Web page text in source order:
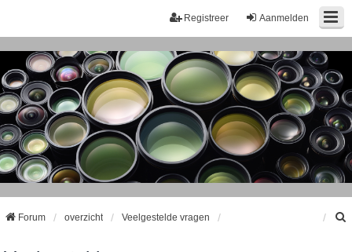
Aanmelden
Registreer
Forum overzicht Veelgestelde vragen